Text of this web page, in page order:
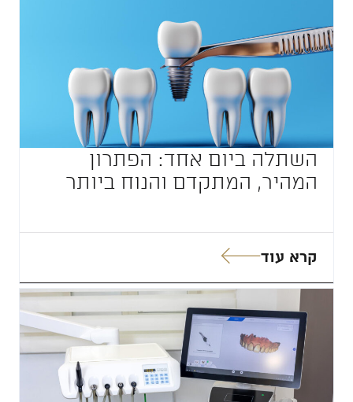
השתלה ביום אחד: הפתרון
המהיר, המתקדם והנוח ביותר
קרא עוד